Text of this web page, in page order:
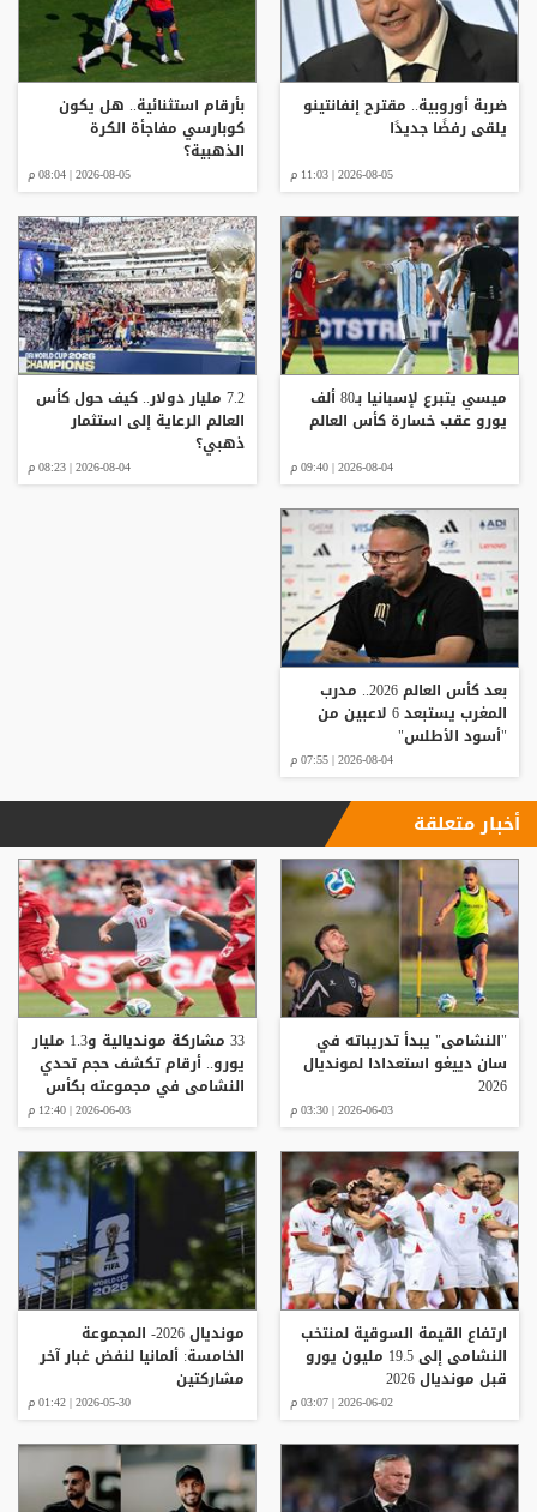
ضربة أوروبية.. مقترح إنفانتينو
يلقى رفضًا جديدًا
2026-08-05 | 11:03 م
بأرقام استثنائية.. هل يكون
كوبارسي مفاجأة الكرة
الذهبية؟
2026-08-05 | 08:04 م
ميسي يتبرع لإسبانيا بـ80 ألف
يورو عقب خسارة كأس العالم
2026-08-04 | 09:40 م
7.2 مليار دولار.. كيف حول كأس
العالم الرعاية إلى استثمار
ذهبي؟
2026-08-04 | 08:23 م
بعد كأس العالم 2026.. مدرب
المغرب يستبعد 6 لاعبين من
"أسود الأطلس"
2026-08-04 | 07:55 م
أخبار متعلقة
"النشامى" يبدأ تدريباته في
سان دييغو استعدادا لمونديال
2026
2026-06-03 | 03:30 م
33 مشاركة مونديالية و1.3 مليار
يورو.. أرقام تكشف حجم تحدي
النشامى في مجموعته بكأس
2026-06-03 | 12:40 م
ارتفاع القيمة السوقية لمنتخب
النشامى إلى 19.5 مليون يورو
قبل مونديال 2026
2026-06-02 | 03:07 م
مونديال 2026- المجموعة
الخامسة: ألمانيا لنفض غبار آخر
مشاركتين
2026-05-30 | 01:42 م